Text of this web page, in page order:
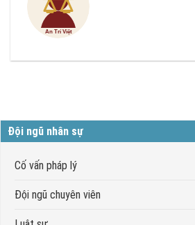
Đội ngũ nhân sự
Cố vấn pháp lý
Đội ngũ chuyên viên